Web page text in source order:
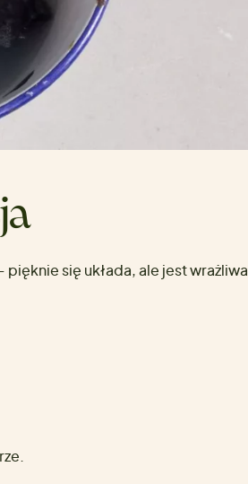
się układa, ale jest wrażliwa